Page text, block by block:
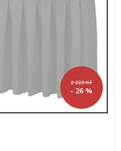
2 223 Kč
- 26 %